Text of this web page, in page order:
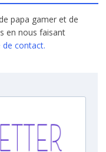
papa gamer et de
en nous faisant
contact.